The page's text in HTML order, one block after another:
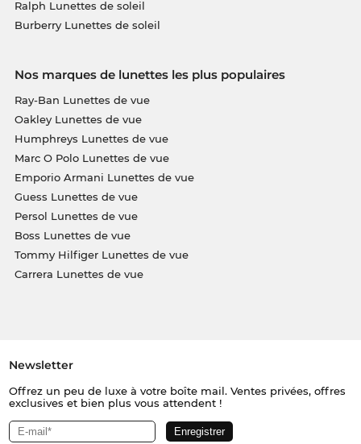
Ralph Lunettes de soleil
Burberry Lunettes de soleil
Nos marques de lunettes les plus populaires
Ray-Ban Lunettes de vue
Oakley Lunettes de vue
Humphreys Lunettes de vue
Marc O Polo Lunettes de vue
Emporio Armani Lunettes de vue
Guess Lunettes de vue
Persol Lunettes de vue
Boss Lunettes de vue
Tommy Hilfiger Lunettes de vue
Carrera Lunettes de vue
Newsletter
Offrez un peu de luxe à votre boîte mail. Ventes privées, offres
exclusives et bien plus vous attendent !